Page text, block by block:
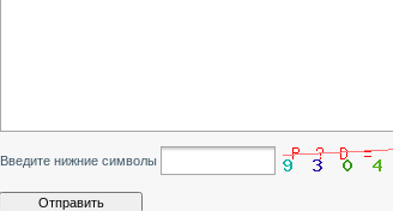
Введите нижние символы